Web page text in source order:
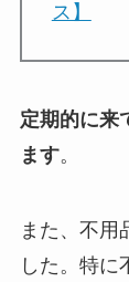
ス】
定期的に来
ます。
また、不用
した。特に